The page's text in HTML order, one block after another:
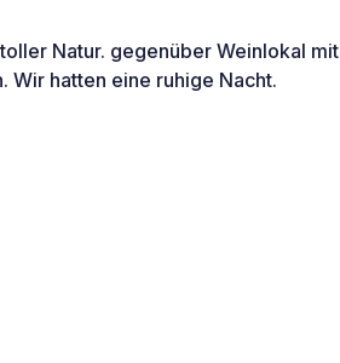
Natur. gegenüber Weinlokal mit
Wir hatten eine ruhige Nacht.